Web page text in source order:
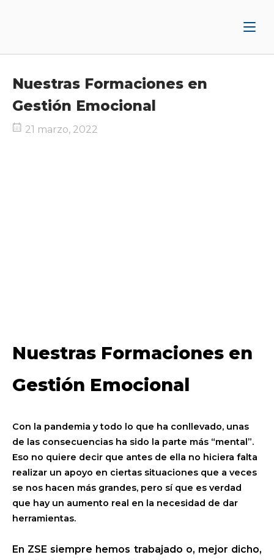
Nuestras Formaciones en
Gestión Emocional
21 marzo, 2022
Nuestras Formaciones en
Gestión Emocional
Con la pandemia y todo lo que ha conllevado, unas
de las consecuencias ha sido la parte más “mental”.
Eso no quiere decir que antes de ella no hiciera falta
realizar un apoyo en ciertas situaciones que a veces
se nos hacen más grandes, pero sí que es verdad
que hay un aumento real en la necesidad de dar
herramientas.
En ZSE siempre hemos trabajado o, mejor dicho,